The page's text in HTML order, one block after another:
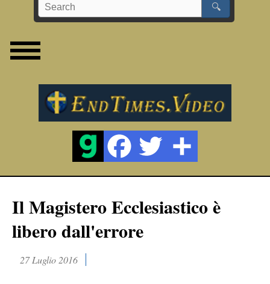
🔍
Il Magistero Ecclesiastico è
libero dall'errore
27 Luglio 2016